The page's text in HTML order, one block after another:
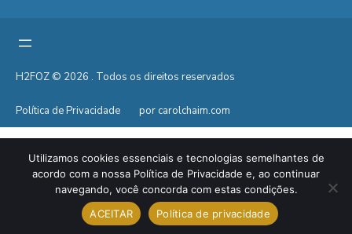
H2FOZ © 2026 . Todos os direitos reservados
Política de Privacidade por carolchaim.com
Utilizamos cookies essenciais e tecnologias semelhantes de
acordo com a nossa Política de Privacidade e, ao continuar
navegando, você concorda com estas condições.
ACEITAR
Política de privacidade